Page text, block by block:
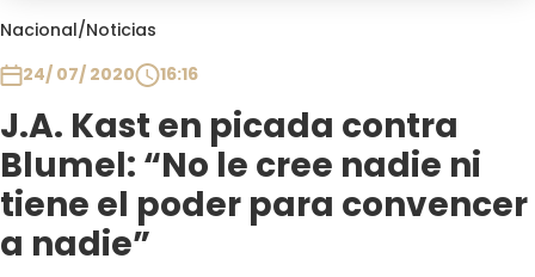
Nacional/Noticias
24/ 07/ 2020
16:16
J.A. Kast en picada contra
Blumel: “No le cree nadie ni
tiene el poder para convencer
a nadie”
Club De La Comedia
Plan Perfecto
El Tiempo
Sabingo
Todos Los Programas